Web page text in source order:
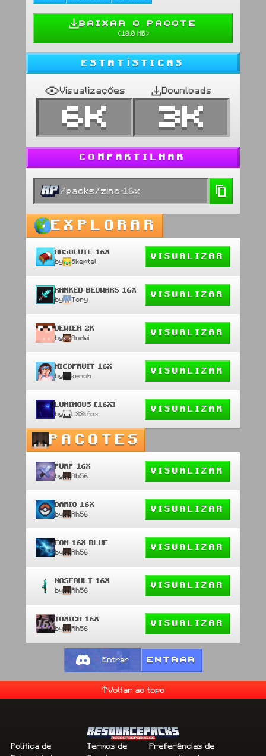
BAIXAR O PACOTE
(18.0 MB)
ESTATÍSTICAS
Visualizações
6K
Downloads
3K
COMPARTILHAR
/packs/zinc-16x
EXPLORAR
ABSOLUTE 16X
by Skeptal
VISUALIZAR
RANKED BEDWARS 16X
by Tory
VISUALIZAR
DEWIER 2K
by Andwi
VISUALIZAR
NICOFRUIT 16X
by kenoh
VISUALIZAR
LUMINOUS [16X]
by L33tfox
VISUALIZAR
PACOTES
PURP 16X
by Rh56
VISUALIZAR
DARIO 16X
by Rh56
VISUALIZAR
EON 16X BLUE
by Rh56
VISUALIZAR
NOSFAULT 16X
by Rh56
VISUALIZAR
TOXICA 16X
by Rh56
VISUALIZAR
Entrar ENTRAR
Voltar ao topo
Política de
Termos de
Preferências de